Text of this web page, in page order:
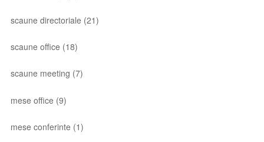
scaune directoriale (21)
scaune office (18)
scaune meeting (7)
mese office (9)
mese conferinte (1)